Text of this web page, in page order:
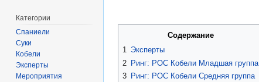
Содержание
1 Эксперты
2 Ринг: РОС Кобели Младшая группа
3 Ринг: РОС Кобели Средняя группа
Категории
Спаниели
Суки
Кобели
Эксперты
Мероприятия